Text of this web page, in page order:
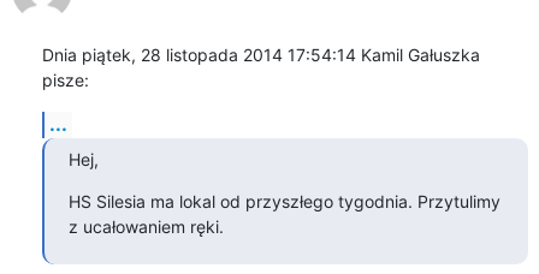
Dnia piątek, 28 listopada 2014 17:54:14 Kamil Gałuszka
pisze:
...
Hej,
HS Silesia ma lokal od przyszłego tygodnia. Przytulimy
z ucałowaniem ręki.